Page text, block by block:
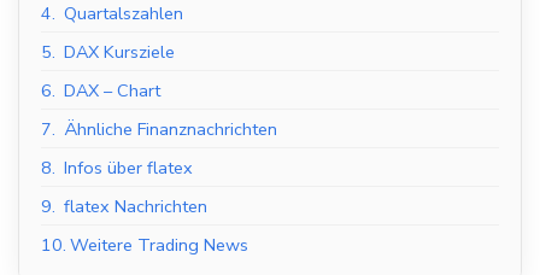
4. Quartalszahlen
5. DAX Kursziele
6. DAX – Chart
7. Ähnliche Finanznachrichten
8. Infos über flatex
9. flatex Nachrichten
10. Weitere Trading News